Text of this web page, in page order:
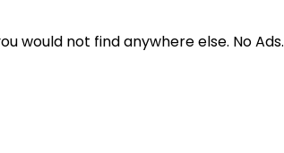
would not find anywhere else. No Ads.